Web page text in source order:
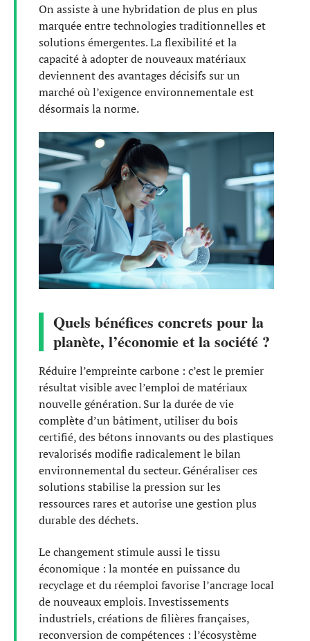
On assiste à une hybridation de plus en plus
marquée entre technologies traditionnelles et
solutions émergentes. La flexibilité et la
capacité à adopter de nouveaux matériaux
deviennent des avantages décisifs sur un
marché où l’exigence environnementale est
désormais la norme.
Quels bénéfices concrets pour la
planète, l’économie et la société ?
Réduire l’empreinte carbone : c’est le premier
résultat visible avec l’emploi de matériaux
nouvelle génération. Sur la durée de vie
complète d’un bâtiment, utiliser du bois
certifié, des bétons innovants ou des plastiques
revalorisés modifie radicalement le bilan
environnemental du secteur. Généraliser ces
solutions stabilise la pression sur les
ressources rares et autorise une gestion plus
durable des déchets.
Le changement stimule aussi le tissu
économique : la montée en puissance du
recyclage et du réemploi favorise l’ancrage local
de nouveaux emplois. Investissements
industriels, créations de filières françaises,
reconversion de compétences : l’écosystème